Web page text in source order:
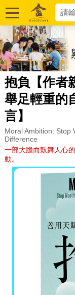
抱負【作者
舉足輕重的
言】
Moral Ambition: Stop
Difference
一部大膽而鼓舞人心
動。